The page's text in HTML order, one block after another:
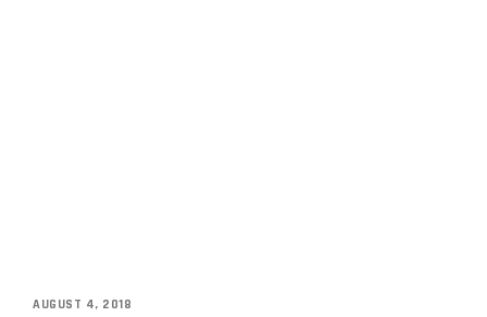
AUGUST 4, 2018